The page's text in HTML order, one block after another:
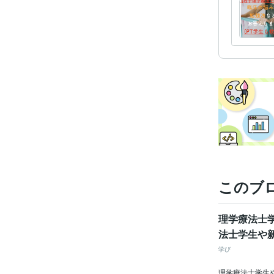
このブ
理学療法士
法士学生や
学び
理学療法士学生